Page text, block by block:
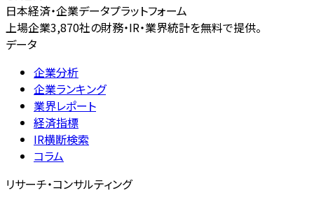
日本経済・企業データプラットフォーム
上場企業3,870社の財務・IR・業界統計を無料で提供。
データ
企業分析
企業ランキング
業界レポート
経済指標
IR横断検索
コラム
リサーチ・コンサルティング